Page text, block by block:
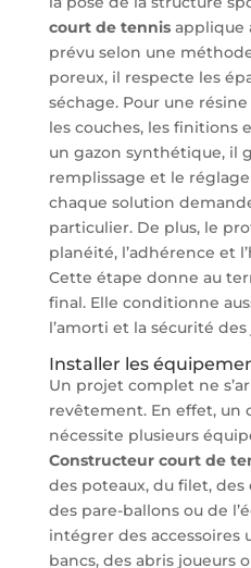
court de tennisapplique
prévu selon une
poreux, il respecte les
séchage. Pour une
les couches, les finitions
un gazon synthétique, il
remplissage et le
chaque solution
particulier. De plus, le
planéité, l’adhérence et
Cette étape donne au
final. Elle conditionne
l’amorti et la sécurité des
Installer les
Un projet complet ne
revêtement. En effet, un
nécessite plusieurs
Constructeur court de
des poteaux, du filet,
des pare-ballons ou de
intégrer des accessoires
bancs, des abris joueurs